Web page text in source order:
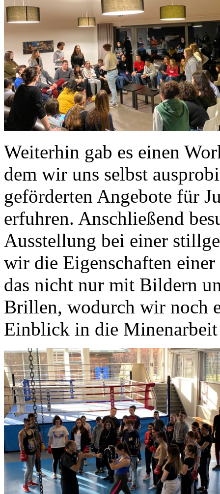
Weiterhin gab es einen
dem wir uns selbst
geförderten Angebote für
erfuhren. Anschließend
Ausstellung bei einer
wir die Eigenschaften
das nicht nur mit Bildern
Brillen, wodurch wir noch
Einblick in die